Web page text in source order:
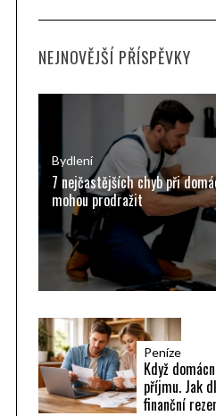
c
:
NEJNOVĚJŠÍ PŘÍSPĚVKY
Bydlení
7 nejčastějších chyb při
mohou prodražit
Peníze
Když
příjmu. Jak
finanční
S
e
a
r
h
f
o
r
: